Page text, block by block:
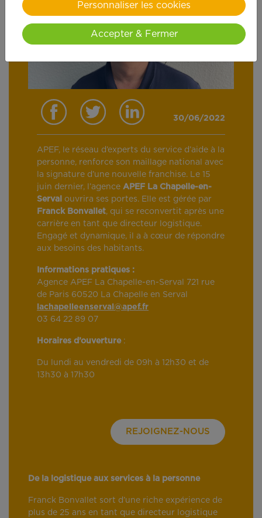
30/06/2022
APEF, le réseau d’experts du service d’aide à la
personne, renforce son maillage national avec
la signature d’une nouvelle franchise. Le 15
juin dernier, l’agence APEF La Chapelle-en-
Serval ouvrira ses portes. Elle est gérée par
Franck Bonvallet, qui se reconvertit après une
carrière en tant que directeur logistique.
Engagé et dynamique, il a à cœur de répondre
aux besoins des habitants.
Informations pratiques :
Agence APEF La Chapelle-en-Serval 721 rue
de Paris 60520 La Chapelle en Serval
lachapelleenserval@apef.fr
03 64 22 89 07
Horaires d’ouverture:
Du lundi au vendredi de 09h à 12h30 et de
13h30 à 17h30
REJOIGNEZ-NOUS
De la logistique aux services à la personne
Franck Bonvallet sort d’une riche expérience de
plus de 25 ans en tant que directeur logistique
Personnaliser les cookies
Accepter & Fermer